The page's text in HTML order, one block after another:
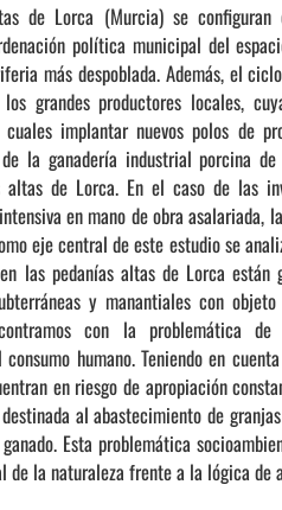
de Lorca (Murcia) se
política municipal del
más despoblada. Además, el
grandes productores locales,
implantar nuevos polos de
la ganadería industrial porcina
altas de Lorca. En el caso de las
en mano de obra asalariada,
eje central de este estudio se
las pedanías altas de Lorca
y manantiales con
con la problemática
humano. Teniendo en
en riesgo de apropiación
al abastecimiento de
Esta problemática
la naturaleza frente a la lógica de